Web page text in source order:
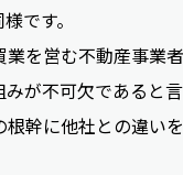
です。
業を営む不動産事業
が不可欠であると
幹に他社との違い